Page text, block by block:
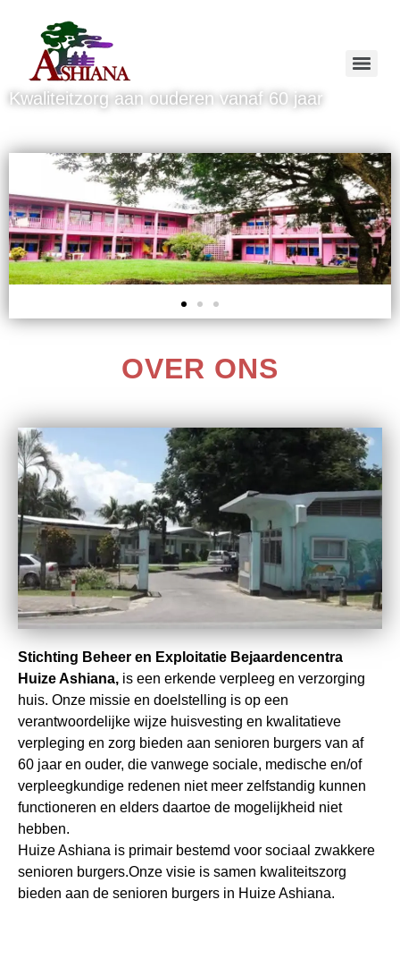
Kwaliteitzorg aan ouderen vanaf 60 jaar
OVER ONS
Stichting Beheer en Exploitatie Bejaardencentra
Huize Ashiana, is een erkende verpleeg en verzorging
huis. Onze missie en doelstelling is op een
verantwoordelijke wijze huisvesting en kwalitatieve
verpleging en zorg bieden aan senioren burgers van af
60 jaar en ouder, die vanwege sociale, medische en/of
verpleegkundige redenen niet meer zelfstandig kunnen
functioneren en elders daartoe de mogelijkheid niet
hebben.
Huize Ashiana is primair bestemd voor sociaal zwakkere
senioren burgers.Onze visie is samen kwaliteitszorg
bieden aan de senioren burgers in Huize Ashiana.